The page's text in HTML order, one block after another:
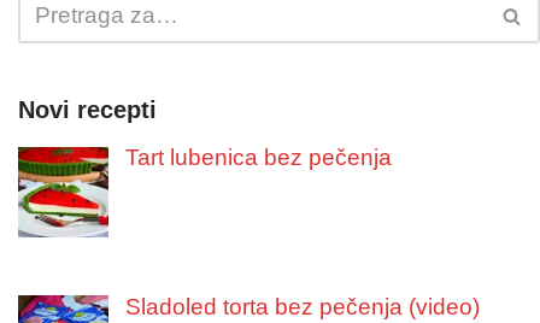
Novi recepti
Tart lubenica bez pečenja
Sladoled torta bez pečenja (video)